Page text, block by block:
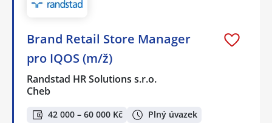
Brand Retail Store Manager
pro IQOS (m/ž)
Randstad HR Solutions s.r.o.
Cheb
42 000 – 60 000 Kč Plný úvazek